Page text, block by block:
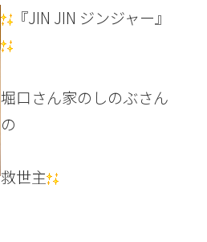
『JIN JIN ジンジャー』
堀口さん家のしのぶさん
の
救世主